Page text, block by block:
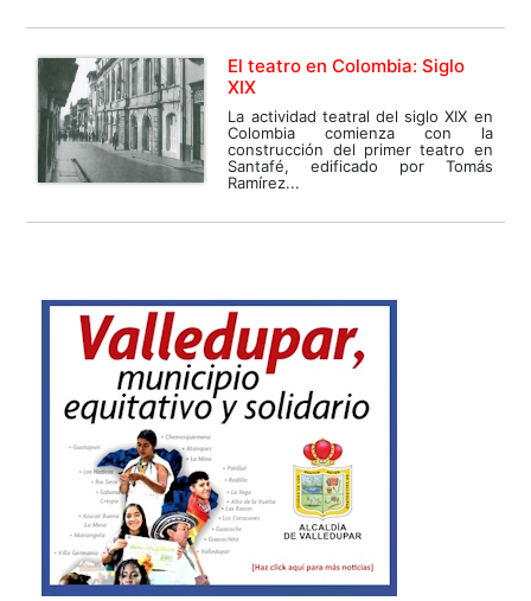
El teatro en Colombia: Siglo
XIX
La actividad teatral del siglo XIX en
Colombia comienza con la
construcción del primer teatro en
Santafé, edificado por Tomás
Ramírez...